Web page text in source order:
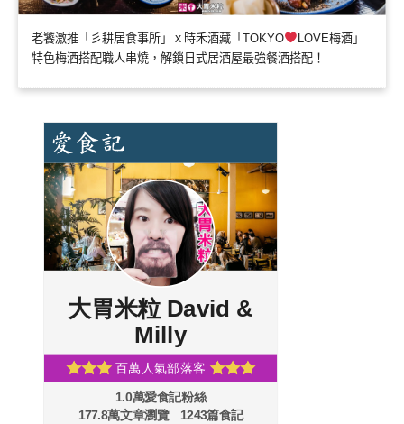
老饕激推「彡耕居食事所」ｘ時禾酒藏「TOKYO
LOVE梅酒」
特色梅酒搭配職人串燒，解鎖日式居酒屋最強餐酒搭配！